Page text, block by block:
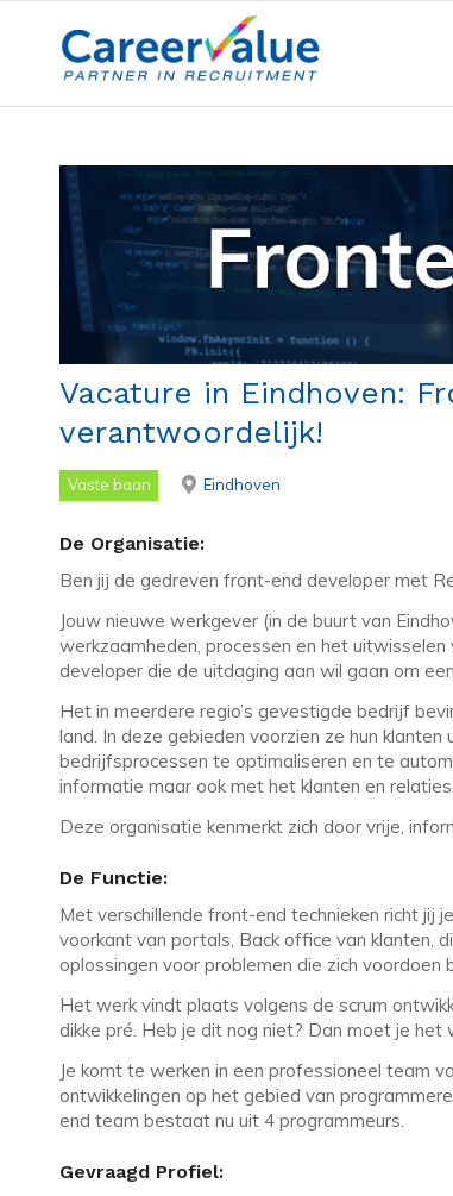
Vacature in Eindhoven:
verantwoordelijk!
Vaste baan Eindhoven
De Organisatie:
Ben jij de gedreven front-end developer met
Jouw nieuwe werkgever (in de buurt van
werkzaamheden, processen en het
developer die de uitdaging aan wil gaan om
Het in meerdere regio’s gevestigde bedrijf
land. In deze gebieden voorzien ze hun
bedrijfsprocessen te optimaliseren en te
informatie maar ook met het klanten en relaties.
Deze organisatie kenmerkt zich door vrije,
De Functie:
Met verschillende front-end technieken richt jij
voorkant van portals, Back office van klanten,
oplossingen voor problemen die zich
Het werk vindt plaats volgens de scrum
dikke pré. Heb je dit nog niet? Dan moet je het
Je komt te werken in een professioneel team
ontwikkelingen op het gebied van
end team bestaat nu uit 4 programmeurs.
Gevraagd Profiel: